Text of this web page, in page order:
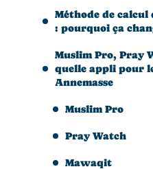
Méthode de calcul
: pourquoi ça
Muslim Pro, Pray
quelle appli pour
Annemasse
Muslim Pro
Pray Watch
Mawaqit